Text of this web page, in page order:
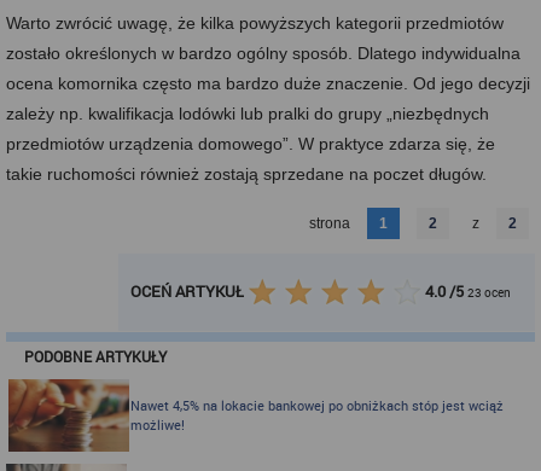
Warto zwrócić uwagę, że kilka powyższych kategorii przedmiotów
zostało określonych w bardzo ogólny sposób. Dlatego indywidualna
ocena komornika często ma bardzo duże znaczenie. Od jego decyzji
zależy np. kwalifikacja lodówki lub pralki do grupy „niezbędnych
przedmiotów urządzenia domowego”. W praktyce zdarza się, że
takie ruchomości również zostają sprzedane na poczet długów.
strona 1 2 z 2
OCEŃ ARTYKUŁ 4.0/5 23 ocen
PODOBNE ARTYKUŁY
Nawet 4,5% na lokacie bankowej po obniżkach stóp jest wciąż
możliwe!